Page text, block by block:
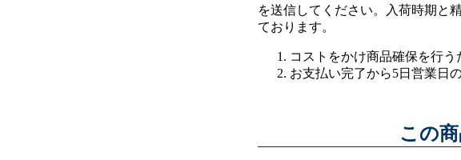
を送信してください。入荷時期と
ております。
コストをかけ商品確保を行う
お支払い完了から5日営業日
この